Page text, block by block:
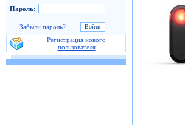
Пароль:
Забыли пароль?
Регистрация нового
пользователя